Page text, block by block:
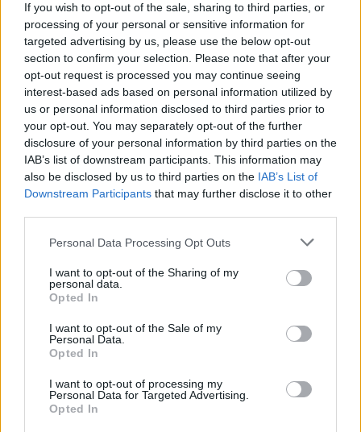
If you wish to opt-out of the sale, sharing to third parties, or
processing of your personal or sensitive information for
targeted advertising by us, please use the below opt-out
section to confirm your selection. Please note that after your
opt-out request is processed you may continue seeing
interest-based ads based on personal information utilized by
us or personal information disclosed to third parties prior to
your opt-out. You may separately opt-out of the further
disclosure of your personal information by third parties on the
IAB’s list of downstream participants. This information may
also be disclosed by us to third parties on the IAB’s List of
Downstream Participants that may further disclose it to other
Please note that this website/app uses one or more Google
not limited to your visit or usage behaviour. You may click to
grant or deny consent to Google and its third-party tags to
use your data for below specified purposes in below Google
consent section.
Personal Data Processing Opt Outs
I want to opt-out of the Sharing of my
personal data.
Opted In
I want to opt-out of the Sale of my
Personal Data.
Opted In
I want to opt-out of processing my
Personal Data for Targeted Advertising.
Opted In
Πέντε αστέρια στο EuroNCAP η νέα Skoda Fabia
Την κορυφαία επίδοση στις δοκιμές πρόσκρουσης
του ανεξάρτητου ευρωπαϊκού οργανισμού EuroNCAP
σημείωσε η νέα Fabia συνεχίζοντας την παράδοση
της Skoda στον τομέα της ασφάλειας.